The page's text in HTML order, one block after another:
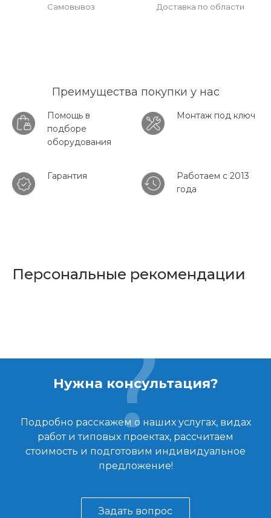
Самовывоз Доставка по области
Преимущества покупки у нас
Помощь в
подборе
оборудования
Монтаж под ключ
Гарантия
Работаем с 2013
года
Персональные рекомендации
Нужна консультация?
Подробно расскажем о наших услугах, видах
работ и типовых проектах, рассчитаем
стоимость и подготовим индивидуальное
предложение!
Задать вопрос